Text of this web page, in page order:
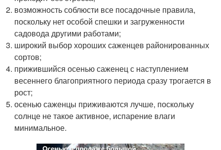
возможность соблюсти все посадочные правила,
поскольку нет особой спешки и загруженности
садовода другими работами;
широкий выбор хороших саженцев районированных
сортов;
прижившийся осенью саженец с наступлением
весеннего благоприятного периода сразу трогается в
рост;
осенью саженцы приживаются лучше, поскольку
солнце не такое активное, испарение влаги
минимальное.